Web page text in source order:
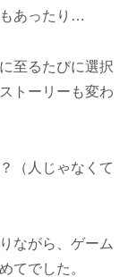
あったり…
至るたびに選択
トーリーも変わ
（人じゃなくて
ながら、ゲーム
てでした。